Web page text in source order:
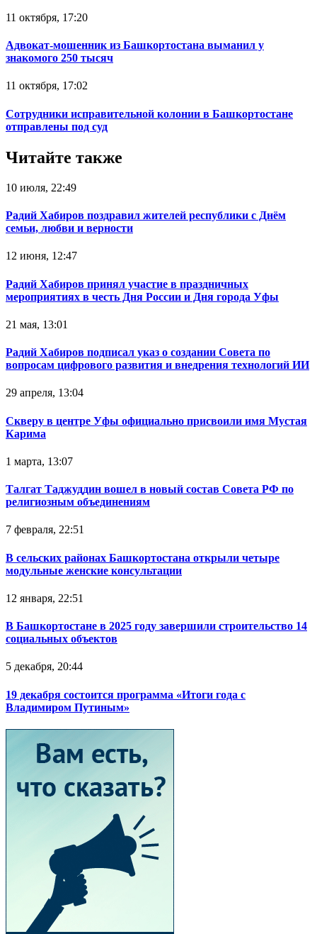
11 октября, 17:20
Адвокат-мошенник из Башкортостана выманил у
знакомого 250 тысяч
11 октября, 17:02
Сотрудники исправительной колонии в Башкортостане
отправлены под суд
Читайте также
10 июля, 22:49
Радий Хабиров поздравил жителей республики с Днём
семьи, любви и верности
12 июня, 12:47
Радий Хабиров принял участие в праздничных
мероприятиях в честь Дня России и Дня города Уфы
21 мая, 13:01
Радий Хабиров подписал указ о создании Совета по
вопросам цифрового развития и внедрения технологий ИИ
29 апреля, 13:04
Скверу в центре Уфы официально присвоили имя Мустая
Карима
1 марта, 13:07
Талгат Таджуддин вошел в новый состав Совета РФ по
религиозным объединениям
7 февраля, 22:51
В сельских районах Башкортостана открыли четыре
модульные женские консультации
12 января, 22:51
В Башкортостане в 2025 году завершили строительство 14
социальных объектов
5 декабря, 20:44
19 декабря состоится программа «Итоги года с
Владимиром Путиным»